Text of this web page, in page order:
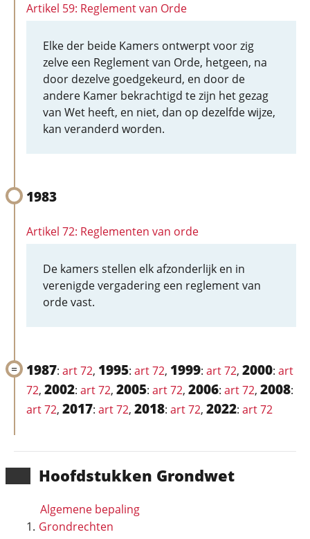
Hoofd­stukken Grondwet
Algemene bepaling
Grondrechten
Artikel 59: Reglement van Orde
Elke der beide Kamers ontwerpt voor zig
zelve een Reglement van Orde, hetgeen, na
door dezelve goedgekeurd, en door de
andere Kamer bekrachtigd te zijn het gezag
van Wet heeft, en niet, dan op dezelfde wijze,
kan veranderd worden.
1983
Artikel 72: Reglementen van orde
De kamers stellen elk afzonderlijk en in
verenigde vergadering een reglement van
orde vast.
1987: art 72, 1995: art 72, 1999: art 72, 2000: art
72, 2002: art 72, 2005: art 72, 2006: art 72, 2008:
art 72, 2017: art 72, 2018: art 72, 2022: art 72